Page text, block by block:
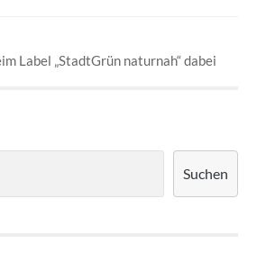
Label „StadtGrün naturnah“ dabei
Suchen